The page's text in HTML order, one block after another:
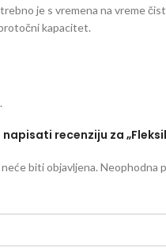
je s vremena na vreme
kapacitet.
recenziju za
biti objavljena. Neophodna